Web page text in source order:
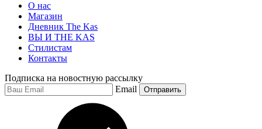
О нас
Магазин
Дневник The Kas
ВЫ И THE KAS
Стилистам
Контакты
Подписка на новостную рассылку
Email
Отправить